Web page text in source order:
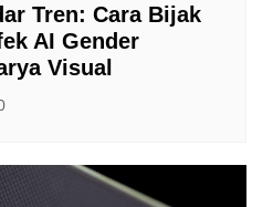
Tren: Cara Bijak
AI Gender
Visual